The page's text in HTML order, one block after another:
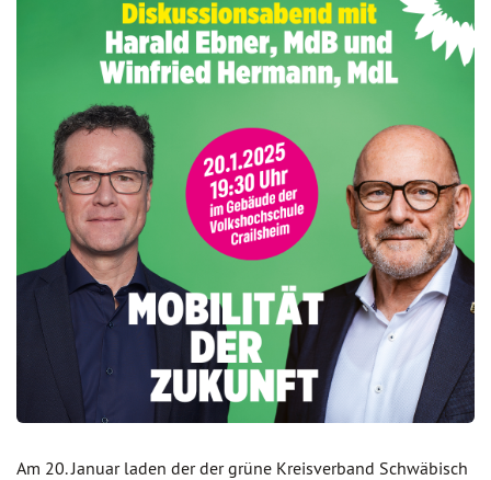
Am 20. Januar laden der der grüne Kreisverband Schwäbisch